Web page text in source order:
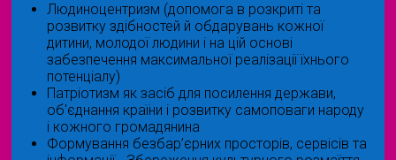
Людиноцентризм (допомога в розкриті та
розвитку здібностей й обдарувань кожної
дитини, молодої людини і на цій основі
забезпечення максимальної реалізації їхнього
потенціалу)
Патріотизм як засіб для посилення держави,
об'єднання країни і розвитку самоповаги народу
і кожного громадянина
Формування безбар’єрних просторів, сервісів та